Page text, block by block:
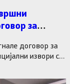
за
договор за
извори се